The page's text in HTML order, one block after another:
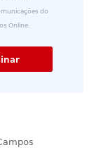
do
Online.